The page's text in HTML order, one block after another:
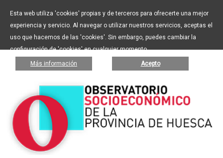
Esta web utiliza 'cookies' propias y de terceros para ofrecerte una mejor
experiencia y servicio. Al navegar o utilizar nuestros servicios, aceptas el
uso que hacemos de las 'cookies'. Sin embargo, puedes cambiar la
configuración de 'cookies' en cualquier momento.
Más información Acepto